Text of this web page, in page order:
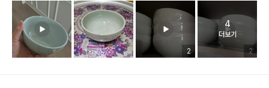
리뷰 이미지 등록 개수
2 리뷰 이
2
고객 리뷰
4
더보기